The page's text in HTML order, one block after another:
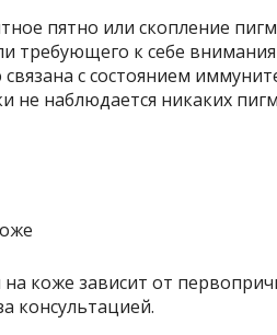
пятно или скопление
требующего к себе
с состоянием
не наблюдается никаких
коже зависит от
консультацией.